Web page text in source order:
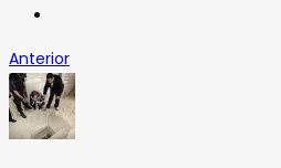
Anterior